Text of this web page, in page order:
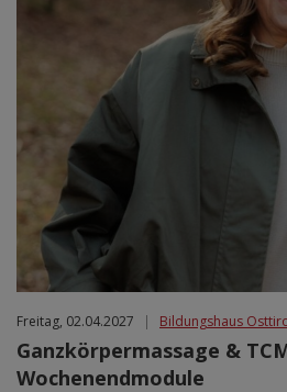
Jan
Jul
Freitag, 02.04.2027 | Bildungshaus
Ganzkörpermassage &
Wochenendmodule